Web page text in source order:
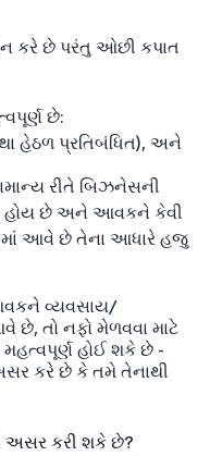
કરે છે પરંતુ ઓછી કપાત
છે:
હેઠળ પ્રતિબંધિત), અને
રીતે બિઝનેસની
હોય છે અને આવકને કેવી
આવે છે તેના આધારે હજુ
વ્યવસાય/
છે, તો નફો મેળવવા માટે
હોઈ શકે છે -
કરે છે કે તમે તેનાથી
અસર કરી શકે છે?